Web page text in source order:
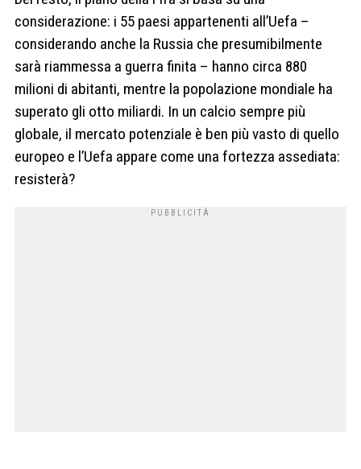
considerazione: i 55 paesi appartenenti all’Uefa –
considerando anche la Russia che presumibilmente
sarà riammessa a guerra finita – hanno circa 880
milioni di abitanti, mentre la popolazione mondiale ha
superato gli otto miliardi. In un calcio sempre più
globale, il mercato potenziale è ben più vasto di quello
europeo e l’Uefa appare come una fortezza assediata:
resisterà?